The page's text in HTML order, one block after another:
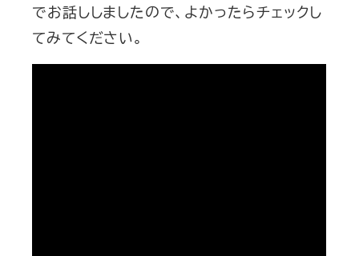
でお話ししましたので、よかったらチェックし
てみてください。